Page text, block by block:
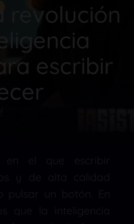
revolución
escribir